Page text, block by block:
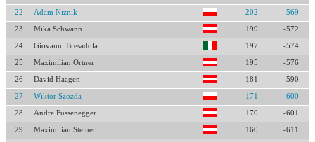
22 Adam Niżnik 202 -569
23 Mika Schwann 199 -572
24 Giovanni Bresadola 197 -574
25 Maximilian Ortner 195 -576
26 David Haagen 181 -590
27 Wiktor Szozda 171 -600
28 Andre Fussenegger 170 -601
29 Maximilian Steiner 160 -611